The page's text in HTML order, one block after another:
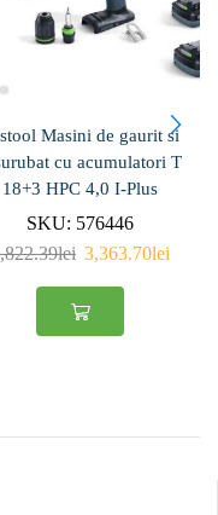
Masini de gaurit si
cu acumulatori T
18+3 HPC 4,0 I-Plus
SKU: 576446
lei 3,363.70lei